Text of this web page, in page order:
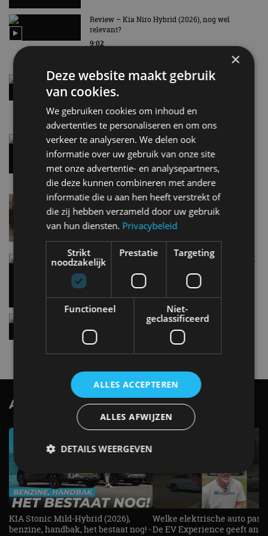
Review – Kia Niro Hybrid (2026), nog wel
relevant?
9:02
Street-art verklapt design nieuwe Smart #2
8:10
Gespot: een Chevrolet Corvette Z06
7 aug
Lamborghini Revuelto eert 60 jaar Miura met
speciale editie
6 aug
Carbon fibre op je laadkabel: nergens voor nodig,
en precies daarom geweldig
Hennessey Blackbird krijgt atmosferische V8 en
handbak: soms is eenvoud leuker
5 aug
AutoRAI.nl TV SUBSCRIBE
KIA Stonic Mild-Hybrid (2026),
benzine, handbak, het bestaat nog! -
Welke elektrische auto past
De EV Experience geeft
×
Deze website maakt gebruik
van cookies.
We gebruiken cookies om inhoud en
advertenties te personaliseren en om ons
verkeer te analyseren. We delen ook
informatie over uw gebruik van onze site
met onze advertentie- en analysepartners,
die deze kunnen combineren met andere
informatie die u aan hen heeft verstrekt of
die zij hebben verzameld door uw gebruik
van hun diensten. Privacybeleid
Strikt
noodzakelijk
Prestatie Targeting
Functioneel
Niet-
geclassificeerd
ALLES ACCEPTEREN
ALLES AFWIJZEN
DETAILS WEERGEVEN
Strikt noodzakelijk Prestatie
Targeting
Functioneel
Niet-geclassificeerd